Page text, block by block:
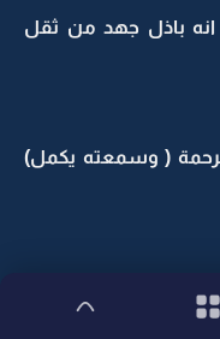
باذل جهد من ثقل
( وسمعته يكمل)